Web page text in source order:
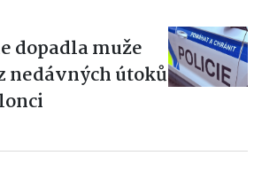
dopadla muže
nedávných útoků